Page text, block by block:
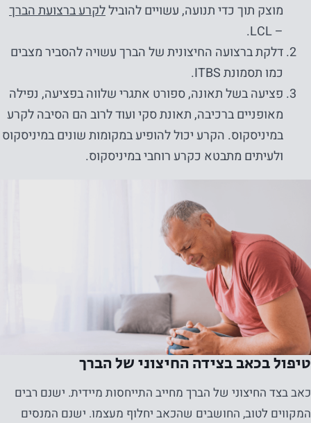
מוצק תוך כדי תנועה, עשויים להוביללקרע ברצועת הברך
– LCL.
דלקת ברצועה החיצונית של הברך עשויה להסביר מצבים
כמו תסמונת ITBS.
פציעה בשל תאונה, ספורט אתגרי שלווה בפציעה, נפילה
מאופניים ברכיבה, תאונת סקי ועוד לרוב הם הסיבה לקרע
במיניסקוס. הקרע יכול להופיע במקומות שונים במיניסקוס
ולעיתים מתבטא כקרע רוחבי במיניסקוס.
טיפול בכאב בצידה החיצוני של הברך
כאב בצד החיצוני של הברך מחייב התייחסות מיידית. ישנם רבים
המקווים לטוב, החושבים שהכאב יחלוף מעצמו. ישנם המנסים